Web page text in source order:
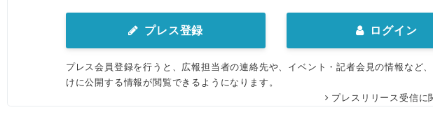
プレス登録 ログイン
プレス会員登録を行うと、広報担当者の連絡先や、イベント・記者会見の情報など
けに公開する情報が閲覧できるようになります。
プレスリリース受信に